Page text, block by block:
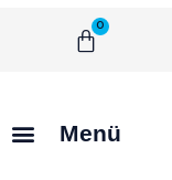
0
Menü